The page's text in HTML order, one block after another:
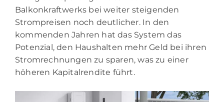
Balkonkraftwerks bei weiter steigenden
Strompreisen noch deutlicher. In den
kommenden Jahren hat das System das
Potenzial, den Haushalten mehr Geld bei ihren
Stromrechnungen zu sparen, was zu einer
höheren Kapitalrendite führt.